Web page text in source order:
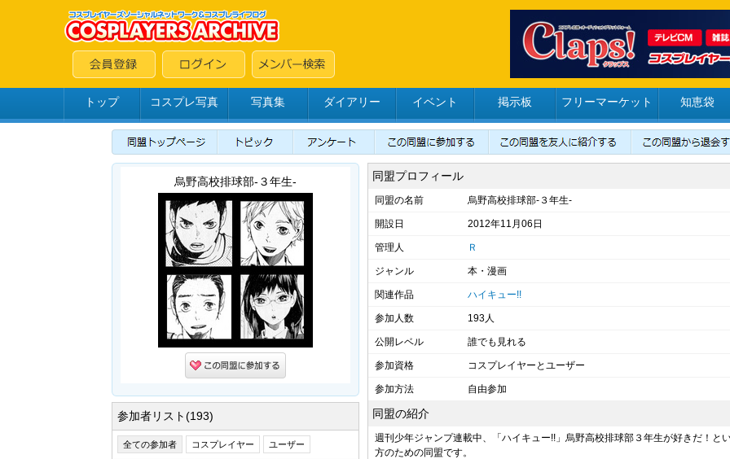
トップ コスプレ写真 写真集 ダイアリー イベント 掲示板 フリーマーケット 知恵袋
烏野高校排球部-３年生-
参加者リスト(193)
全ての参加者 コスプレイヤー ユーザー
同盟プロフィール
同盟の名前 烏野高校排球部-３年生-
開設日 2012年11月06日
管理人 Ｒ
ジャンル 本・漫画
関連作品 ハイキュー!!
参加人数 193人
公開レベル 誰でも見れる
参加資格 コスプレイヤーとユーザー
参加方法 自由参加
同盟の紹介
週刊少年ジャンプ連載中、「ハイキュー!!」烏野高校排球部３年生が好きだ！と
方のための同盟です。